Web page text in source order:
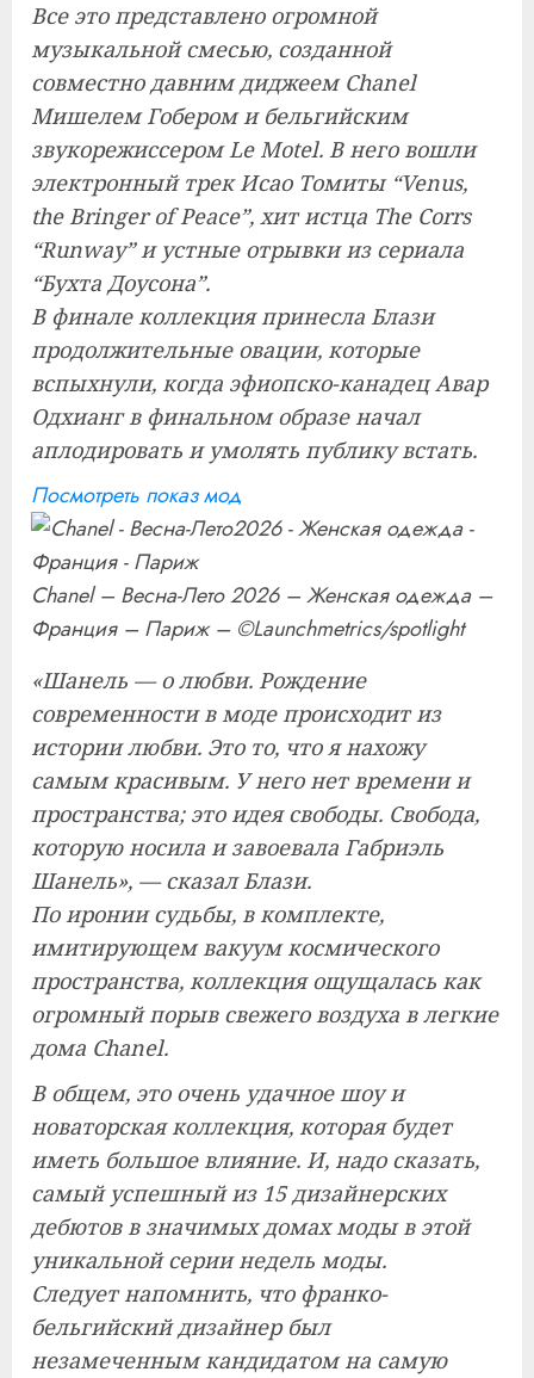
Все это представлено огромной
музыкальной смесью, созданной
совместно давним диджеем Chanel
Мишелем Гобером и бельгийским
звукорежиссером Le Motel. В него вошли
электронный трек Исао Томиты “Venus,
the Bringer of Peace”, хит истца The Corrs
“Runway” и устные отрывки из сериала
“Бухта Доусона”.
В финале коллекция принесла Блази
продолжительные овации, которые
вспыхнули, когда эфиопско-канадец Авар
Одхианг в финальном образе начал
аплодировать и умолять публику встать.
Посмотреть показ мод
Chanel – Весна-Лето 2026 – Женская одежда –
Франция – Париж – ©Launchmetrics/spotlight
«Шанель — о любви. Рождение
современности в моде происходит из
истории любви. Это то, что я нахожу
самым красивым. У него нет времени и
пространства; это идея свободы. Свобода,
которую носила и завоевала Габриэль
Шанель», — сказал Блази.
По иронии судьбы, в комплекте,
имитирующем вакуум космического
пространства, коллекция ощущалась как
огромный порыв свежего воздуха в легкие
дома Chanel.
В общем, это очень удачное шоу и
новаторская коллекция, которая будет
иметь большое влияние. И, надо сказать,
самый успешный из 15 дизайнерских
дебютов в значимых домах моды в этой
уникальной серии недель моды.
Следует напомнить, что франко-
бельгийский дизайнер был
незамеченным кандидатом на самую